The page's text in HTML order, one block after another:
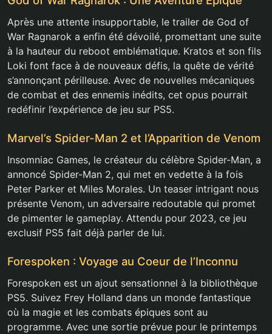
Après une attente insupportable, le trailer de God of
War Ragnarok a enfin été dévoilé, promettant une suite
à la hauteur du reboot emblématique. Kratos et son fils
Loki font face à de nouveaux défis, la quête de vérité
s’annonçant périlleuse. Avec de nouvelles mécaniques
de combat et des ennemis inédits, cet opus pourrait
redéfinir l’expérience de jeu sur PS5.
Marvel’s Spider-Man 2 et l’Apparition de Venom
Insomniac Games, le créateur du célèbre Spider-Man, a
annoncé Spider-Man 2, qui met en vedette à la fois
Peter Parker et Miles Morales. Un teaser intrigant nous
présente Venom, un adversaire redoutable qui promet
de pimenter le gameplay. Attendu pour 2023, ce jeu
exclusif PS5 fait déjà parler de lui.
Forespoken : Voyage au Coeur de l’Inconnu
Forespoken est un ajout sensationnel à la bibliothèque
PS5. Suivez Frey Holland dans un monde fantastique
où la magie et les combats épiques sont au
programme. Avec une sortie prévue pour le printemps